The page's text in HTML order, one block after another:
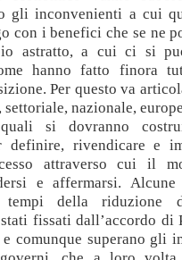
gli inconvenienti a cui
con i benefici che se ne
astratto, a cui ci si
hanno fatto finora
Per questo va
settoriale, nazionale,
si dovranno
definire, rivendicare e
attraverso cui il
e affermarsi.
della riduzione
fissati dall’accordo di
comunque superano gli